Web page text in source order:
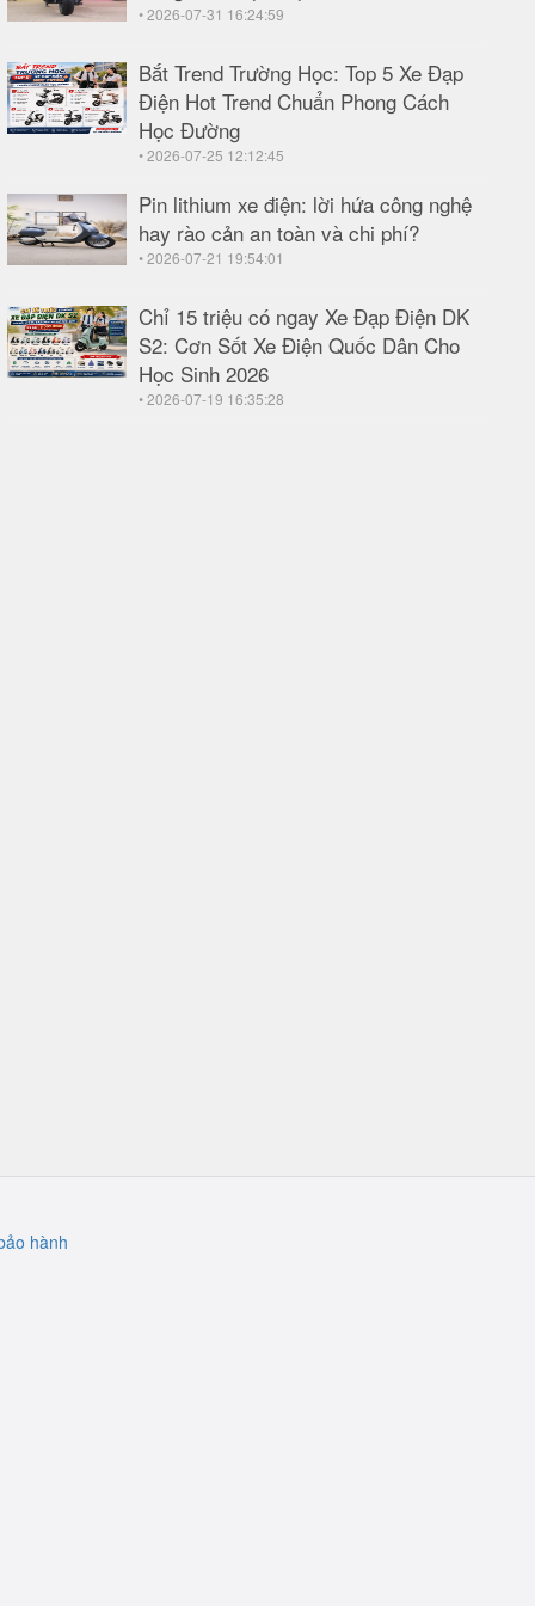
• 2026-07-31 16:24:59
Bắt Trend Trường Học: Top 5 Xe Đạp
Điện Hot Trend Chuẩn Phong Cách
Học Đường
• 2026-07-25 12:12:45
Pin lithium xe điện: lời hứa công nghệ
hay rào cản an toàn và chi phí?
• 2026-07-21 19:54:01
Chỉ 15 triệu có ngay Xe Đạp Điện DK
S2: Cơn Sốt Xe Điện Quốc Dân Cho
Học Sinh 2026
• 2026-07-19 16:35:28
hành